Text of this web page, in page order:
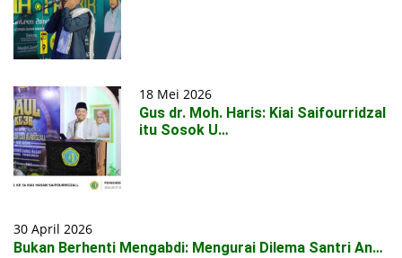
18 Mei 2026
Gus dr. Moh. Haris: Kiai Saifourridzal
itu Sosok U…
30 April 2026
Bukan Berhenti Mengabdi: Mengurai Dilema Santri An…